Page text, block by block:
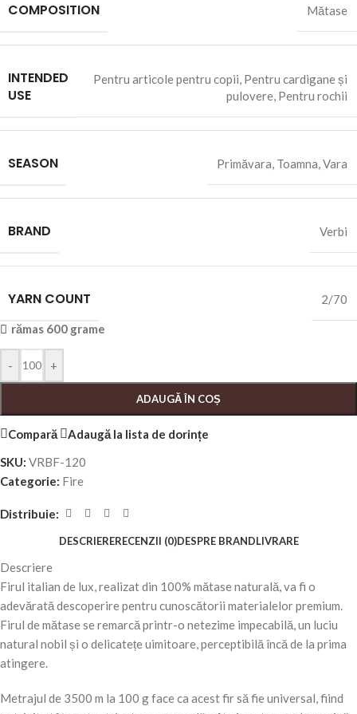
COMPOSITION Mătase
INTENDED
USE
Pentru articole pentru copii, Pentru cardigane și
pulovere, Pentru rochii
SEASON Primăvara, Toamna,Vara
BRAND Verbi
YARN COUNT 2/70
rămas 600 grame
- +
ADAUGĂ ÎN COȘ
Compară
Adaugă la lista de dorințe
SKU: VRBF-120
Categorie: Fire
Distribuie:
DESCRIERERECENZII (0)DESPRE BRANDLIVRARE
Descriere
Firul italian de lux, realizat din 100% mătase naturală, va fi o
adevărată descoperire pentru cunoscătorii materialelor premium.
Firul de mătase se remarcă printr-o netezime impecabilă, un luciu
natural nobil și o delicatețe uimitoare, perceptibilă încă de la prima
atingere.
Metrajul de 3500 m la 100 g face ca acest fir să fie universal, fiind